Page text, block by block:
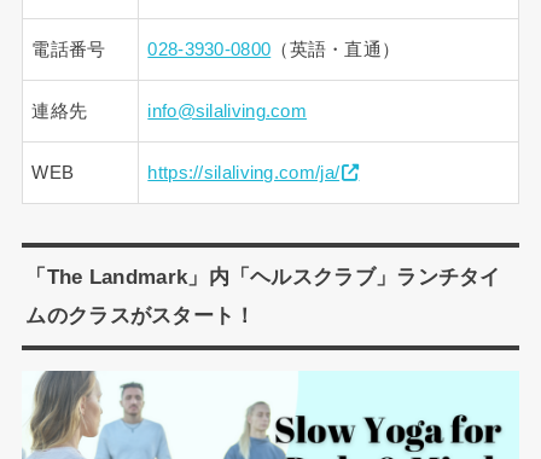
電話番号 028-3930-0800 （英語・直通）
連絡先 info@silaliving.com
WEB https://silaliving.com/ja/
「The Landmark」内「ヘルスクラブ」ランチタイ
ムのクラスがスタート！